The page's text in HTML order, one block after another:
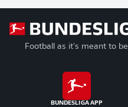
Football as it's meant to be
BUNDESLIGA APP